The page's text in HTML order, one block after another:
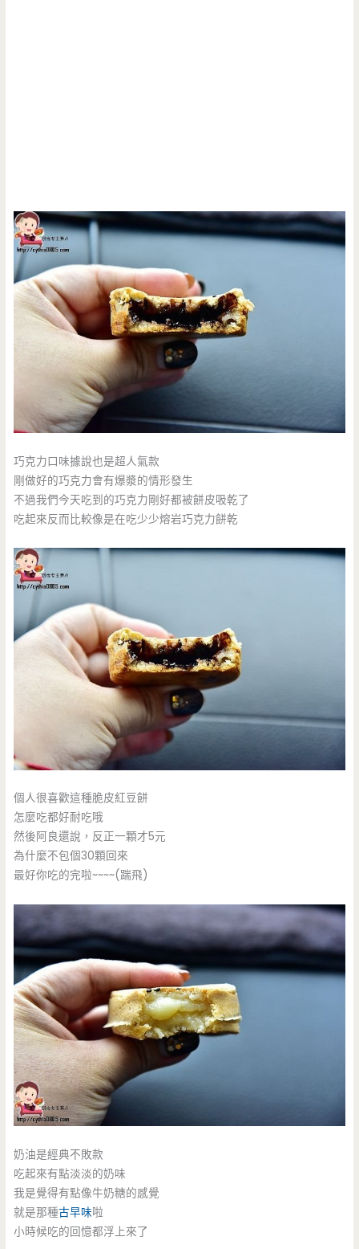
巧克力口味據說也是超人氣款
剛做好的巧克力會有爆漿的情形發生
不過我們今天吃到的巧克力剛好都被餅皮吸乾了
吃起來反而比較像是在吃少少熔岩巧克力餅乾
個人很喜歡這種脆皮紅豆餅
怎麼吃都好耐吃哦
然後阿良還說，反正一顆才5元
為什麼不包個30顆回來
最好你吃的完啦~~~~(踹飛)
奶油是經典不敗款
吃起來有點淡淡的奶味
我是覺得有點像牛奶糖的感覺
就是那種古早味啦
小時候吃的回憶都浮上來了